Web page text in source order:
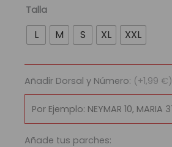
Talla
L M S XL XXL
Añadir Dorsal y Número: (+1,99 €)
Añade tus parches:
Camiseta
Retro
AC
2002/03
cantidad